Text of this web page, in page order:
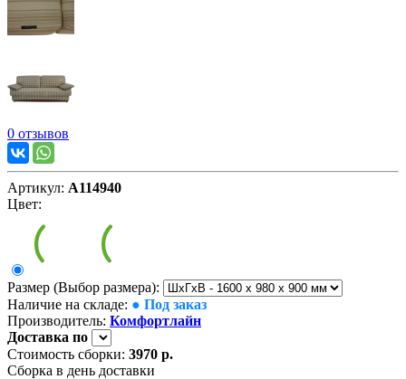
0 отзывов
Артикул: А114940
Цвет:
Размер (Выбор размера):
Наличие на складе: ● Под заказ
Производитель: Комфортлайн
Доставка по
Стоимость сборки: 3970 р.
Сборка в день доставки